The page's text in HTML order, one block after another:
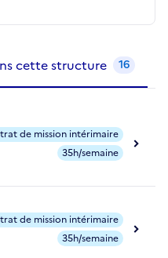
cette structure 16
de mission intérimaire
35h/semaine
de mission intérimaire
35h/semaine